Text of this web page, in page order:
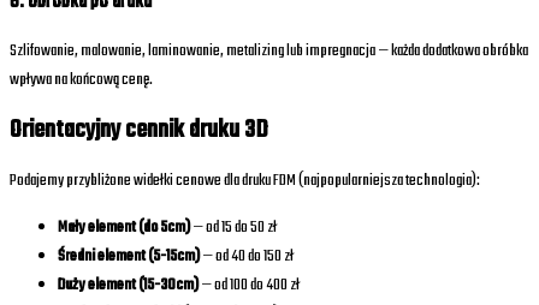
Szlifowanie, malowanie, laminowanie, metalizing lub impregnacja — każda dodatkowa obróbka
wpływa na końcową cenę.
Orientacyjny cennik druku 3D
Podajemy przybliżone widełki cenowe dla druku FDM (najpopularniejsza technologia):
Mały element (do 5cm)— od 15 do 50 zł
Średni element (5-15cm)— od 40 do 150 zł
Duży element (15-30cm)— od 100 do 400 zł